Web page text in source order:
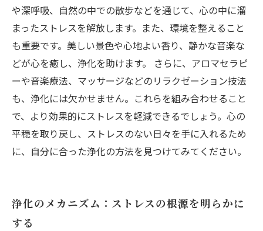
や深呼吸、自然の中での散步などを通じて、心の中に溜
まったストレスを解放します。また、環境を整えること
も重要です。美しい景色や心地よい香り、静かな音楽な
どが心を癒し、浄化を助けます。 さらに、アロマセラピ
ーや音楽療法、マッサージなどのリラクゼーション技法
も、浄化には欠かせません。これらを組み合わせること
で、より効果的にストレスを軽減できるでしょう。心の
平穏を取り戻し、ストレスのない日々を手に入れるため
に、自分に合った浄化の方法を見つけてみてください。
浄化のメカニズム：ストレスの根源を明らかに
する